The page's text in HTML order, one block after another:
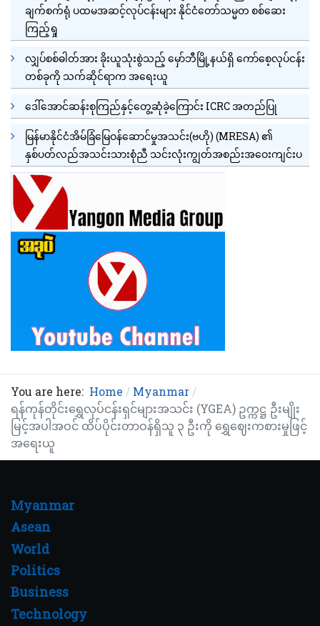
ချက်စက်ရုံ ပထမအဆင့်လုပ်ငန်းများ နိုင်ငံတော်သမ္မတ စစ်ဆေး
ကြည့်ရှု
လျှပ်စစ်ဓါတ်အား ခိုးယူသုံးစွဲသည့် မှော်ဘီမြို့နယ်ရှိ ကော်စေ့လုပ်ငန်း
တစ်ခုကို သက်ဆိုင်ရာက အရေးယူ
ဒေါ်အောင်ဆန်းစုကြည်နှင့်တွေ့ဆုံခဲ့ကြောင်း ICRC အတည်ပြု
မြန်မာနိုင်ငံအိမ်ခြံမြေဝန်ဆောင်မှုအသင်း(ဗဟို) (MRESA) ၏
နှစ်ပတ်လည်အသင်းသားစုံညီ သင်းလုံးကျွတ်အစည်းအဝေးကျင်းပ
You are here: Home
Myanmar
ရန်ကုန်တိုင်းရွှေလုပ်ငန်းရှင်များအသင်း (YGEA) ဥက္ကဋ္ဌ ဦးမျိုး
မြင့်အပါအဝင် ထိပ်ပိုင်းတာဝန်ရှိသူ ၃ ဦးကို ရွှေဈေးကစားမှုဖြင့်
အရေးယူ
Myanmar
Asean
World
Politics
Business
Technology